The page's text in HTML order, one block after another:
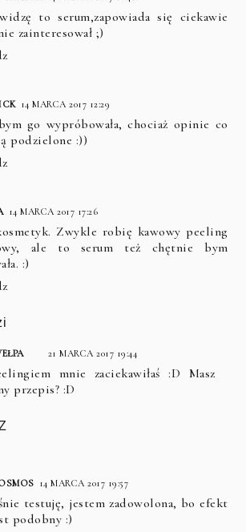
to serum,zapowiada się ciekawie
zainteresował ;)
14 MARCA 2017 12:29
go wypróbowała, chociaż opinie co
podzielone :))
14 MARCA 2017 17:26
Zwykle robię kawowy peeling
ale to serum też chętnie bym
:)
21 MARCA 2017 19:44
mnie zaciekawiłaś :D Masz
przepis? :D
14 MARCA 2017 19:57
testuję, jestem zadowolona, bo efekt
podobny :)